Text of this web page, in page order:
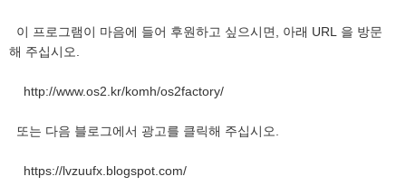
이 프로그램이 마음에 들어 후원하고 싶으시면, 아래 URL 을 방문
해 주십시오.
http://www.os2.kr/komh/os2factory/
또는 다음 블로그에서 광고를 클릭해 주십시오.
https://lvzuufx.blogspot.com/